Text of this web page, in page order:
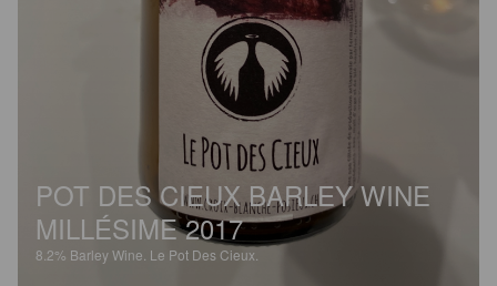
POT DES CIEUX BARLEY WINE
MILLÉSIME 2017
8.2% Barley Wine. Le Pot Des Cieux.